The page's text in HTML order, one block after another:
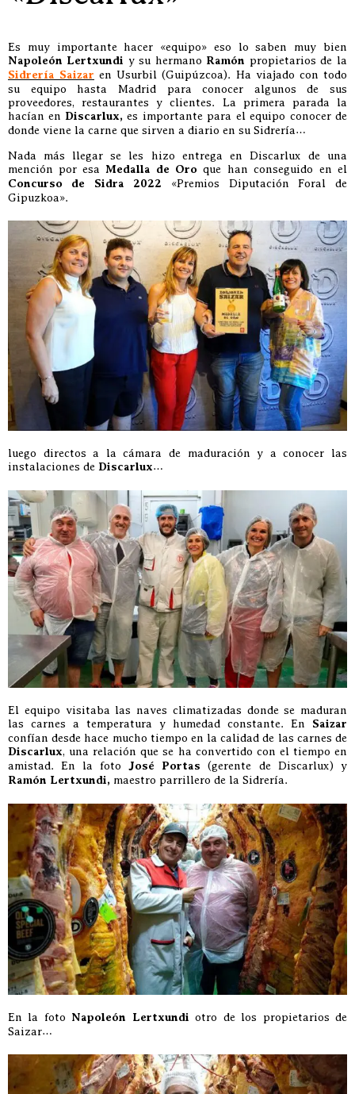
Es muy importante hacer «equipo» eso lo saben muy bien
Napoleón Lertxundi y su hermano Ramón propietarios de la
Sidrería Saizar en Usurbil (Guipúzcoa). Ha viajado con todo
su equipo hasta Madrid para conocer algunos de sus
proveedores, restaurantes y clientes. La primera parada la
hacían en Discarlux, es importante para el equipo conocer de
donde viene la carne que sirven a diario en su Sidrería…
Nada más llegar se les hizo entrega en Discarlux de una
mención por esa Medalla de Oro que han conseguido en el
Concurso de Sidra 2022 «Premios Diputación Foral de
Gipuzkoa».
luego directos a la cámara de maduración y a conocer las
instalaciones de Discarlux…
El equipo visitaba las naves climatizadas donde se maduran
las carnes a temperatura y humedad constante. En Saizar
confían desde hace mucho tiempo en la calidad de las carnes de
Discarlux, una relación que se ha convertido con el tiempo en
amistad. En la foto José Portas (gerente de Discarlux) y
Ramón Lertxundi, maestro parrillero de la Sidrería.
En la foto Napoleón Lertxundi otro de los propietarios de
Saizar…